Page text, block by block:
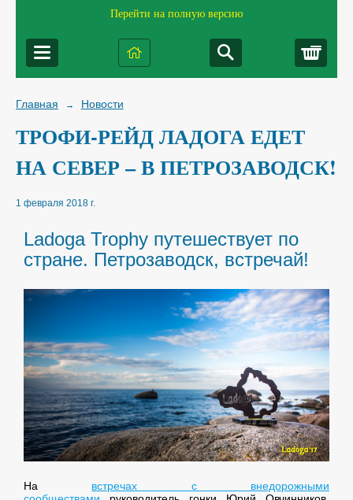
Перейти на полную версию
Главная → Новости
ТРОФИ-РЕЙД ЛАДОГА ЕДЕТ
НА СЕВЕР – В ПЕТРОЗАВОДСК!
1 февраля 2018 г.
Ladoga Trophy путешествует по
стране. Петрозаводск, встречай!
На встречах с внедорожными